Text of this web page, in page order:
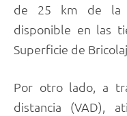
de 25 km de la
disponible en las
Superficie de
Por otro lado, a
distancia (VAD),